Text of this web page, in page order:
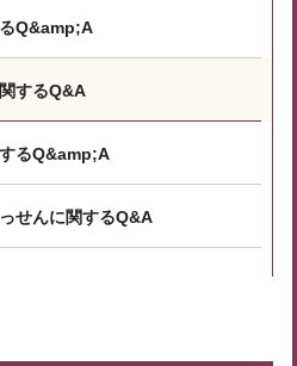
Q&amp;A
するQ&A
るQ&amp;A
せんに関するQ&A